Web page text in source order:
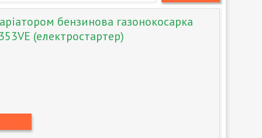
бензинова газонокосарка
(електростартер)